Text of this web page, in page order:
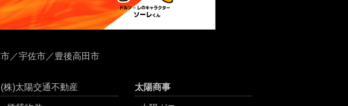
／宇佐市／豊後高田市
(株)太陽交通不動産 太陽商事